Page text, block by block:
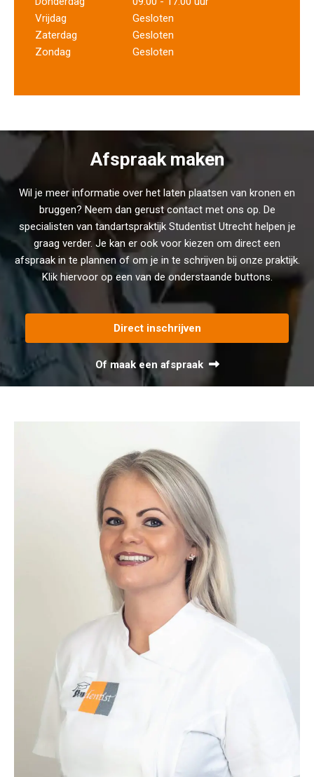
Vrijdag
Gesloten
Zaterdag
Gesloten
Zondag
Gesloten
Afspraak maken
Wil je meer informatie over het laten plaatsen van kronen en
bruggen? Neem dan gerustcontactmet ons op. De
specialisten van tandartspraktijk Studentist Utrecht helpen je
graag verder. Je kan er ook voor kiezen om direct een
afspraak in te plannen of om je in te schrijven bij onze praktijk.
Klik hiervoor op een van de onderstaande buttons.
Direct inschrijven
Of maak een afspraak